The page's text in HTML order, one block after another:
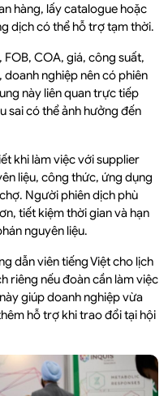
hàng, lấy catalogue hoặc
dịch có thể hỗ trợ tạm thời.
COA, giá, công suất,
nghiệp nên có phiên
này liên quan trực tiếp
sai có thể ảnh hưởng đến
khi làm việc với supplier
liệu, công thức, ứng dụng
Người phiên dịch phù
tiết kiệm thời gian và hạn
nguyên liệu.
dẫn viên tiếng Việt cho lịch
riêng nếu đoàn cần làm việc
giúp doanh nghiệp vừa
hỗ trợ khi trao đổi tại hội